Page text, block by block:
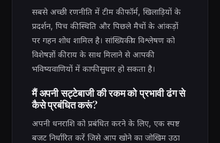
सबसे अच्छी रणनीति में टीम की फॉर्म, खिलाड़ियों के
प्रदर्शन, पिच की स्थिति और पिछले मैचों के आंकड़ों
पर गहन शोध शामिल है। सांख्यिकीय विश्लेषण को
विशेषज्ञों की राय के साथ मिलाने से आपकी
भविष्यवाणियों में काफी सुधार हो सकता है।
मैं अपनी सट्टेबाजी की रकम को प्रभावी ढंग से
कैसे प्रबंधित करूं?
अपनी धनराशि को प्रबंधित करने के लिए, एक स्पष्ट
बजट निर्धारित करें जिसे आप खोने का जोखिम उठा